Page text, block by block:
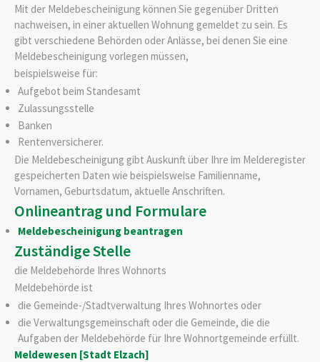
Mit der Meldebescheinigung können Sie gegenüber Dritten
nachweisen, in einer aktuellen Wohnung gemeldet zu sein. Es
gibt verschiedene Behörden oder Anlässe, bei denen Sie eine
Meldebescheinigung vorlegen müssen,
beispielsweise für:
Aufgebot beim Standesamt
Zulassungsstelle
Banken
Rentenversicherer.
Die Meldebescheinigung gibt Auskunft über Ihre im Melderegister
gespeicherten Daten wie beispielsweise Familienname,
Vornamen, Geburtsdatum, aktuelle Anschriften.
Onlineantrag und Formulare
Meldebescheinigung beantragen
Zuständige Stelle
die Meldebehörde Ihres Wohnorts
Meldebehörde ist
die Gemeinde-/Stadtverwaltung Ihres Wohnortes oder
die Verwaltungsgemeinschaft oder die Gemeinde, die die
Aufgaben der Meldebehörde für Ihre Wohnortgemeinde erfüllt.
Meldewesen [Stadt Elzach]